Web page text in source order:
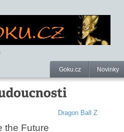
Goku.cz Novinky
Dragon Ball Z
the Future